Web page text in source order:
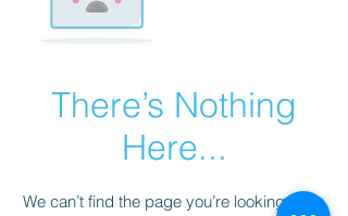
There’s Nothing
Here...
We can’t find the page you’re looking for.